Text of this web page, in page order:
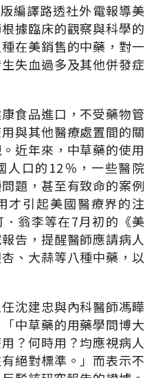
編譯路透社外電報導美
據臨床的觀察與科學的
在美銷售的中藥，對一
失血過多及其他併發症
食品進口，不受藥物管
與其他醫療處置間的關
近年來，中草藥的使用
人口的12％，一些醫院
題，甚至有致命的案例
才引起美國醫療界的注
翁李等在7月初的《美
告，提醒醫師應請病人
、大蒜等八種中藥，以
沈建忠與內科醫師馮曄
中草藥的用藥學問博大
？何時用？均應視病人
絕對標準。」而表示不